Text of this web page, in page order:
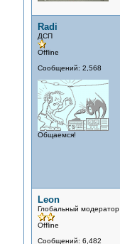
Radi
ДСП
Offline
Сообщений: 2,568
Общаемся!
Leon
Глобальный модератор
Offline
Сообщений: 6,482